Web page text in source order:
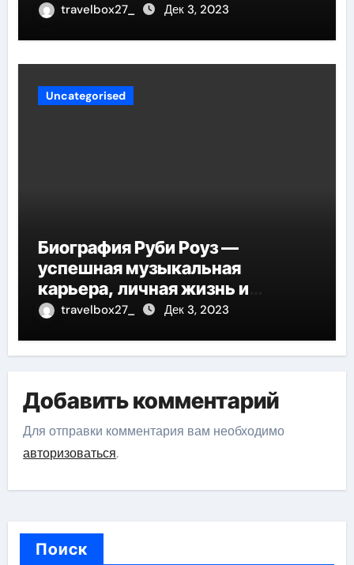
travelbox27_ Дек 3, 2023
Uncategorised
Биография Руби Роуз —
успешная музыкальная
карьера, личная жизнь и
знаковые достижения
travelbox27_ Дек 3, 2023
Добавить комментарий
Для отправки комментария вам необходимо
авторизоваться.
Поиск